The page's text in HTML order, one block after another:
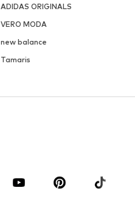
ADIDAS ORIGINALS
VERO MODA
new balance
Tamaris